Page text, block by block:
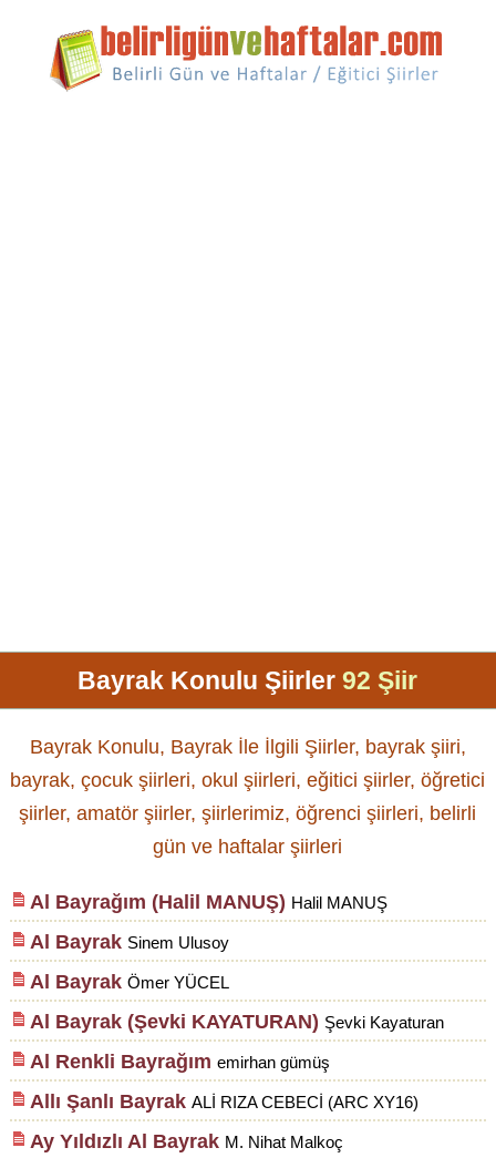
Bayrak Konulu Şiirler92 Şiir
Bayrak Konulu, Bayrak İle İlgili Şiirler, bayrak şiiri,
bayrak, çocuk şiirleri, okul şiirleri, eğitici şiirler, öğretici
şiirler, amatör şiirler, şiirlerimiz, öğrenci şiirleri, belirli
gün ve haftalar şiirleri
Al Bayrağım (Halil MANUŞ) Halil MANUŞ
Al Bayrak Sinem Ulusoy
Al Bayrak Ömer YÜCEL
Al Bayrak (Şevki KAYATURAN) Şevki Kayaturan
Al Renkli Bayrağım emirhan gümüş
Allı Şanlı Bayrak ALİ RIZA CEBECİ (ARC XY16)
Ay Yıldızlı Al Bayrak M. Nihat Malkoç